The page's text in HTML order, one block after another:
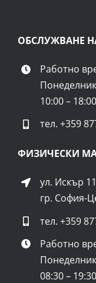
ОБСЛУЖВАНЕ
Работно
10:00 – 18:00
тел.+359
ФИЗИЧЕСКИ
ул. Искър
гр. София-
тел.+359
Работно
08:30 – 19:30